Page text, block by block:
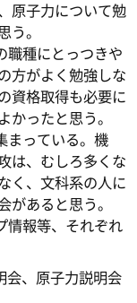
原子力について勉
う。
職種にとっつきや
方がよく勉強しな
資格取得も必要に
かったと思う。
まっている。機
は、むしろ多くな
く、文科系の人に
があると思う。
情報等、それぞれ
会、原子力説明会